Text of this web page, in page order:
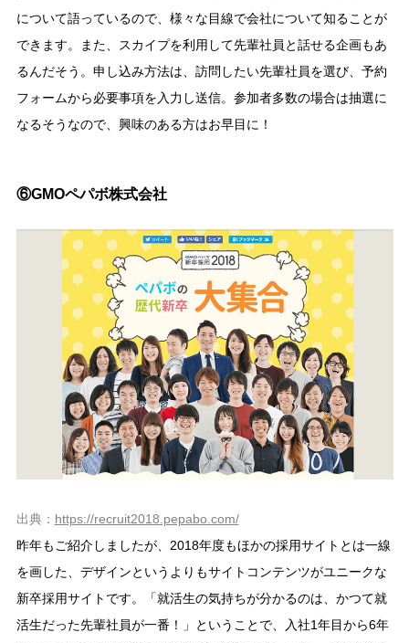
について語っているので、様々な目線で会社について知ることが
できます。また、スカイプを利用して先輩社員と話せる企画もあ
るんだそう。申し込み方法は、訪問したい先輩社員を選び、予約
フォームから必要事項を入力し送信。参加者多数の場合は抽選に
なるそうなので、興味のある方はお早目に！
⑥GMOペパボ株式会社
出典： https://recruit2018.pepabo.com/
昨年もご紹介しましたが、2018年度もほかの採用サイトとは一線
を画した、デザインというよりもサイトコンテンツがユニークな
新卒採用サイトです。「就活生の気持ちが分かるのは、かつて就
活生だった先輩社員が一番！」ということで、入社1年目から6年